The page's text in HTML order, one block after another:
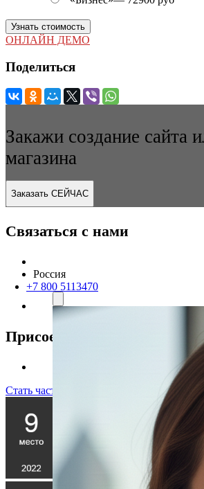
Узнать стоимость
ОНЛАЙН ДЕМО
Поделиться
Закажи создание сайта
магазина
Заказать СЕЙЧАС
Связаться с нами
Россия
+7 800 5113470
Присоединяйтесь к нам
Стать частью команды!